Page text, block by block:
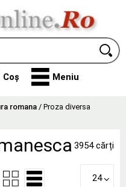
Coș Meniu
romana / Proza diversa
3954 cărți
24